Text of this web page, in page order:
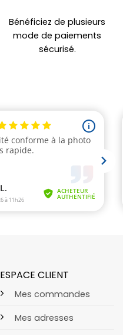
Bénéficiez de plusieurs
mode de paiements
sécurisé.
ESPACE CLIENT
Mes commandes
Mes adresses